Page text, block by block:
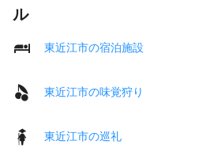
ル
東近江市の宿泊施設
東近江市の味覚狩り
東近江市の巡礼